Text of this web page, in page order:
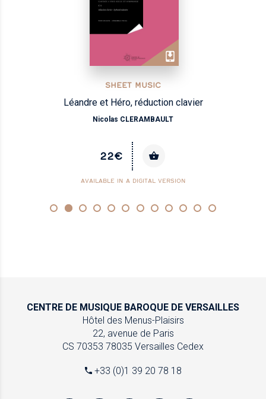
SHEET MUSIC
Léandre et Héro, réduction clavier
Nicolas CLERAMBAULT
22€
AVAILABLE IN A DIGITAL VERSION
CENTRE DE MUSIQUE BAROQUE DE VERSAILLES
Hôtel des Menus-Plaisirs
22, avenue de Paris
CS 70353 78035 Versailles Cedex
+33 (0)1 39 20 78 18